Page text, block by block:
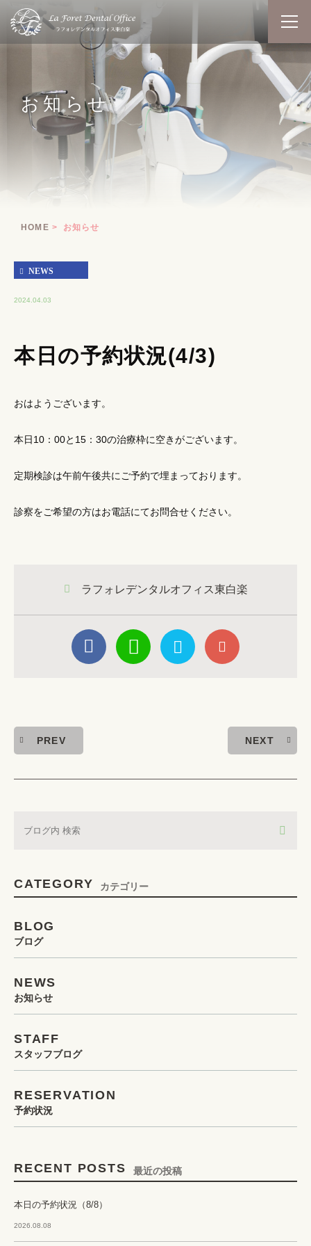
お知らせ
HOME お知らせ
NEWS
2024.04.03
本日の予約状況(4/3)
おはようございます。
本日10：00と15：30の治療枠に空きがございます。
定期検診は午前午後共にご予約で埋まっております。
診察をご希望の方はお電話にてお問合せください。
ラフォレデンタルオフィス東白楽
PREV NEXT
CATEGORY カテゴリー
BLOG
ブログ
NEWS
お知らせ
STAFF
スタッフブログ
RESERVATION
予約状況
RECENT POSTS 最近の投稿
本日の予約状況（8/8）
2026.08.08